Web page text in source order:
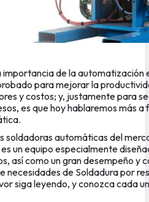
importancia de la automatización
para mejorar la
y costos; y, justamente para
es que hoy hablaremos más a
soldadoras automáticas del
un equipo especialmente
así como un gran desempeño y
necesidades de Soldadura por
siga leyendo, y conozca cada